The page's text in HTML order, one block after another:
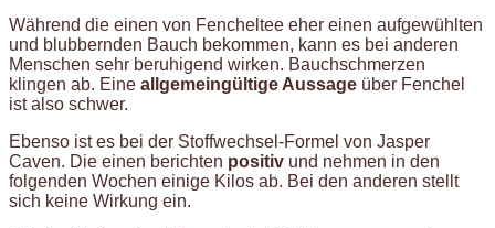
Während die einen von Fencheltee eher einen aufgewühlten
und blubbernden Bauch bekommen, kann es bei anderen
Menschen sehr beruhigend wirken. Bauchschmerzen
klingen ab. Eine allgemeingültige Aussage über Fenchel
ist also schwer.
Ebenso ist es bei der Stoffwechsel-Formel von Jasper
Caven. Die einen berichten positiv und nehmen in den
folgenden Wochen einige Kilos ab. Bei den anderen stellt
sich keine Wirkung ein.